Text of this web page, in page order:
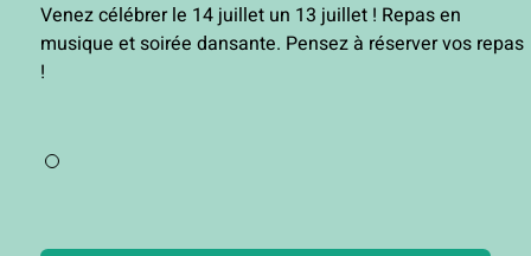
Venez célébrer le 14 juillet un 13 juillet ! Repas en
musique et soirée dansante. Pensez à réserver vos repas
!